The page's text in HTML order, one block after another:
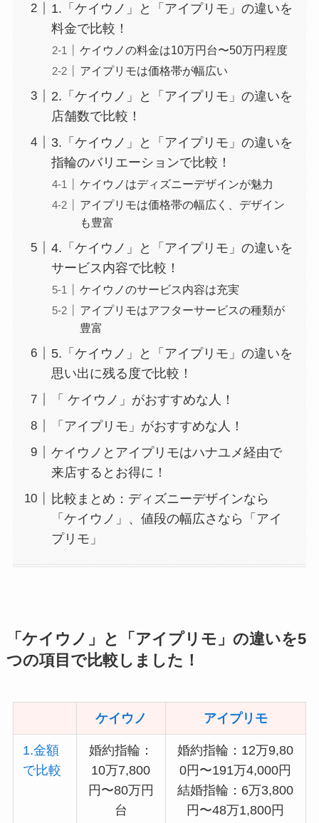
1.「ケイウノ」と「アイプリモ」の違いを
料金で比較！
ケイウノの料金は10万円台〜50万円程度
アイプリモは価格帯が幅広い
2.「ケイウノ」と「アイプリモ」の違いを
店舗数で比較！
3.「ケイウノ」と「アイプリモ」の違いを
指輪のバリエーションで比較！
ケイウノはディズニーデザインが魅力
アイプリモは価格帯の幅広く、デザイン
も豊富
4.「ケイウノ」と「アイプリモ」の違いを
サービス内容で比較！
ケイウノのサービス内容は充実
アイプリモはアフターサービスの種類が
豊富
5.「ケイウノ」と「アイプリモ」の違いを
思い出に残る度で比較！
「 ケイウノ」がおすすめな人！
「アイプリモ」がおすすめな人！
ケイウノとアイプリモはハナユメ経由で
来店するとお得に！
比較まとめ：ディズニーデザインなら
「ケイウノ」、値段の幅広さなら「アイ
プリモ」
「ケイウノ」と「アイプリモ」の違いを5
つの項目で比較しました！
ケイウノ アイプリモ
1.金額
で比較
婚約指輪：
10万7,800
円〜80万円
台
婚約指輪：12万9,80
0円〜191万4,000円
結婚指輪：6万3,800
円〜48万1,800円